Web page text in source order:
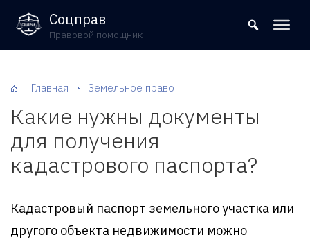
8 (800) 302-09-37
Соцправ
Правовой помощник
Главная Земельное право
Какие нужны документы
для получения
кадастрового паспорта?
Кадастровый паспорт земельного участка или
другого объекта недвижимости можно